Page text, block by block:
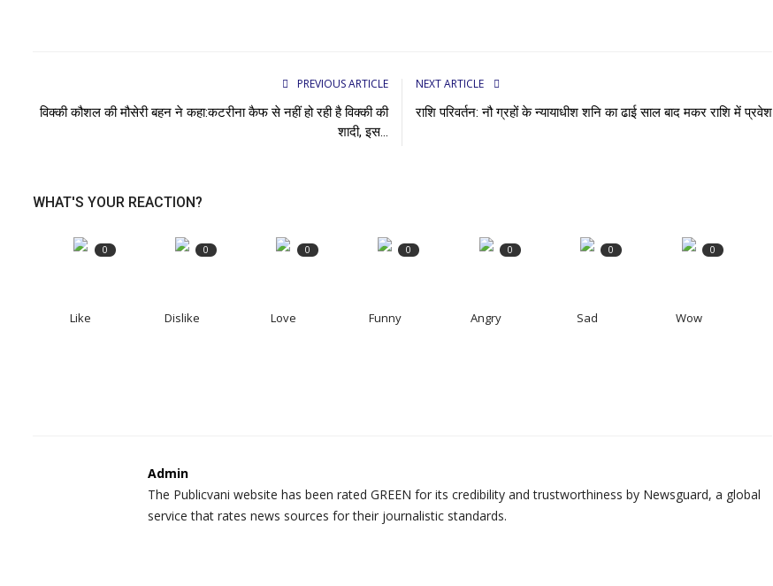
PREVIOUS ARTICLE
विक्की कौशल की मौसेरी बहन ने कहा:कटरीना कैफ से नहीं हो रही है विक्की की
शादी, इस...
NEXT ARTICLE
राशि परिवर्तन: नौ ग्रहों के न्यायाधीश शनि का ढाई साल बाद मकर राशि में प्रवेश
WHAT'S YOUR REACTION?
0
Like
0
Dislike
0
Love
0
Funny
0
Angry
0
Sad
0
Wow
Admin
The Publicvani website has been rated GREEN for its credibility and trustworthiness by Newsguard, a global
service that rates news sources for their journalistic standards.